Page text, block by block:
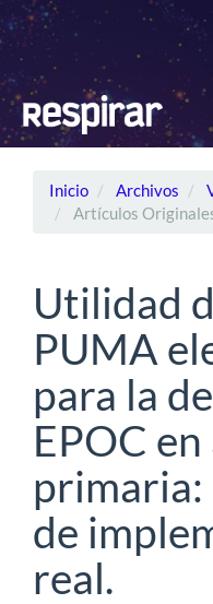
Navegación
principal
Contenido
principal
Barra
lateral
Inicio Archivos
Artículos
Utilidad
PUMA
para la
EPOC
de
real.